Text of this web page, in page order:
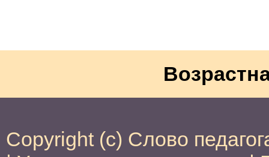
Copyright (c) Слово